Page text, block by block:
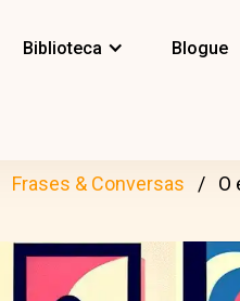
Biblioteca Blogue
Frases & Conversas O